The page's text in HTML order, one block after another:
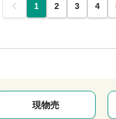
前 1 2 3 4
現物売